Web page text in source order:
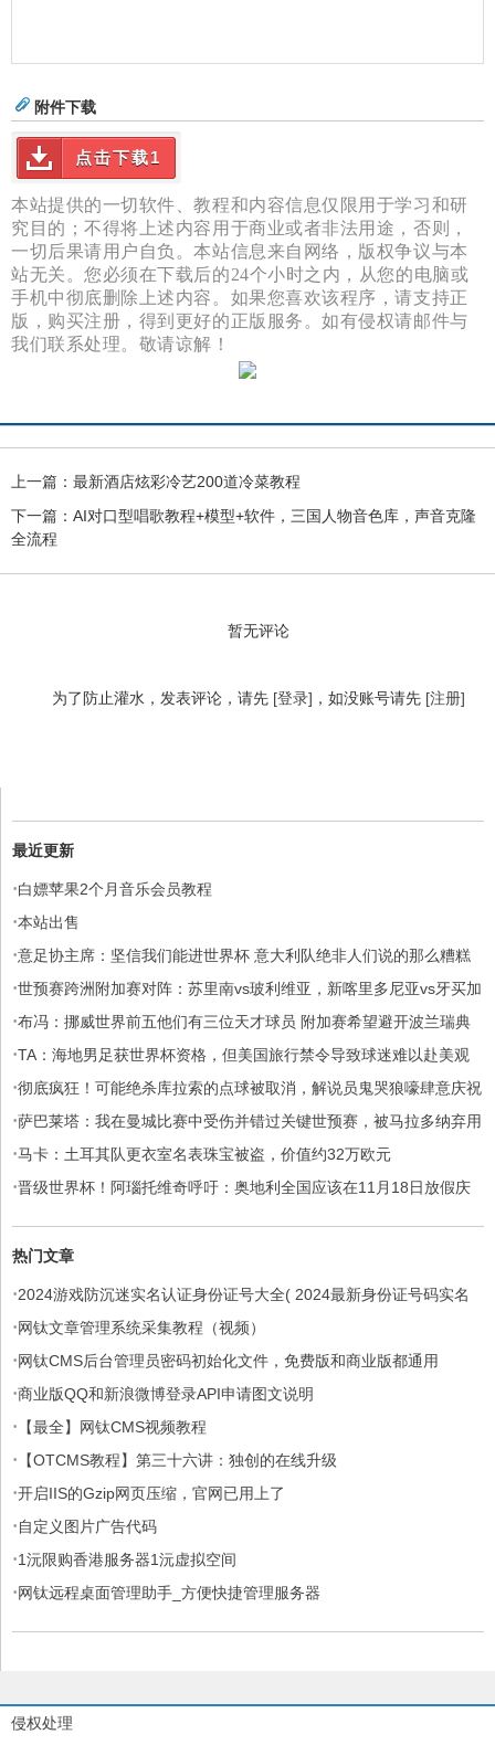
附件下载
点击下载1
本站提供的一切软件、教程和内容信息仅限用于学习和研
究目的；不得将上述内容用于商业或者非法用途，否则，
一切后果请用户自负。本站信息来自网络，版权争议与本
站无关。您必须在下载后的24个小时之内，从您的电脑或
手机中彻底删除上述内容。如果您喜欢该程序，请支持正
版，购买注册，得到更好的正版服务。如有侵权请邮件与
我们联系处理。敬请谅解！
上一篇： 最新酒店炫彩冷艺200道冷菜教程
下一篇： AI对口型唱歌教程+模型+软件，三国人物音色库，声音克隆
全流程
暂无评论
为了防止灌水，发表评论，请先 [登录] ，如没账号请先 [注册]
最近更新
·白嫖苹果2个月音乐会员教程
·本站出售
·意足协主席：坚信我们能进世界杯 意大利队绝非人们说的那么糟糕
·世预赛跨洲附加赛对阵：苏里南vs玻利维亚，新喀里多尼亚vs牙买加
·布冯：挪威世界前五他们有三位天才球员 附加赛希望避开波兰瑞典
·TA：海地男足获世界杯资格，但美国旅行禁令导致球迷难以赴美观
赛
·彻底疯狂！可能绝杀库拉索的点球被取消，解说员鬼哭狼嚎肆意庆祝
·萨巴莱塔：我在曼城比赛中受伤并错过关键世预赛，被马拉多纳弃用
·马卡：土耳其队更衣室名表珠宝被盗，价值约32万欧元
·晋级世界杯！阿瑙托维奇呼吁：奥地利全国应该在11月18日放假庆
热门文章
·2024游戏防沉迷实名认证身份证号大全( 2024最新身份证号码实名
认证免费用)
·网钛文章管理系统采集教程（视频）
·网钛CMS后台管理员密码初始化文件，免费版和商业版都通用
·商业版QQ和新浪微博登录API申请图文说明
· 【最全】网钛CMS视频教程
· 【OTCMS教程】第三十六讲：独创的在线升级
·开启IIS的Gzip网页压缩，官网已用上了
·自定义图片广告代码
·1沅限购香港服务器1沅虚拟空间
·网钛远程桌面管理助手_方便快捷管理服务器
侵权处理